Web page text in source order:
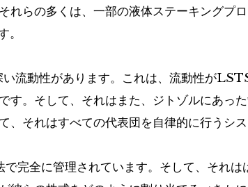
れらの多くは、一部の液体ステーキングプ
。
流動性があります。これは、流動性が
す。そして、それはまた、ジトゾルにあっ
、それはすべての代表団を自律的に行​​うシス
完全に管理されています。そして、それは